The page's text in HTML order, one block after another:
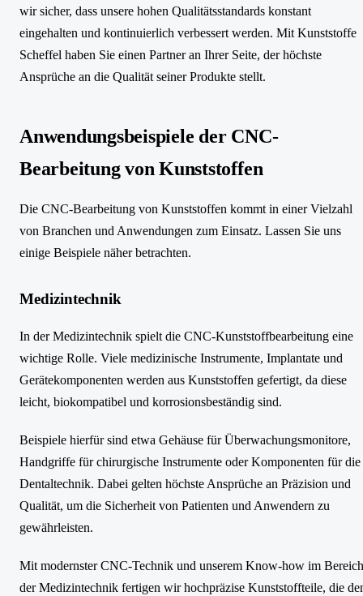
wir sicher, dass unsere hohen Qualitätsstandards konstant
eingehalten und kontinuierlich verbessert werden. Mit Kunststoffe
Scheffel haben Sie einen Partner an Ihrer Seite, der höchste
Ansprüche an die Qualität seiner Produkte stellt.
Anwendungsbeispiele der CNC-
Bearbeitung von Kunststoffen
Die CNC-Bearbeitung von Kunststoffen kommt in einer Vielzahl
von Branchen und Anwendungen zum Einsatz. Lassen Sie uns
einige Beispiele näher betrachten.
Medizintechnik
In der Medizintechnik spielt die CNC-Kunststoffbearbeitung eine
wichtige Rolle. Viele medizinische Instrumente, Implantate und
Gerätekomponenten werden aus Kunststoffen gefertigt, da diese
leicht, biokompatibel und korrosionsbeständig sind.
Beispiele hierfür sind etwa Gehäuse für Überwachungsmonitore,
Handgriffe für chirurgische Instrumente oder Komponenten für die
Dentaltechnik. Dabei gelten höchste Ansprüche an Präzision und
Qualität, um die Sicherheit von Patienten und Anwendern zu
gewährleisten.
Mit modernster CNC-Technik und unserem Know-how im Bereich
der Medizintechnik fertigen wir hochpräzise Kunststoffteile, die